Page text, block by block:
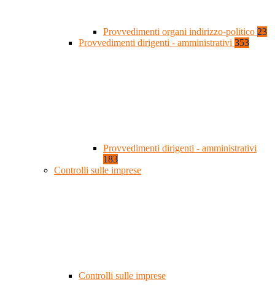
Provvedimenti organi indirizzo-politico 23
Provvedimenti dirigenti - amministrativi 353
Provvedimenti dirigenti - amministrativi
183
Controlli sulle imprese
Controlli sulle imprese